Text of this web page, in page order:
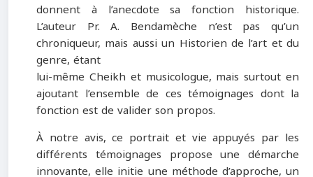
donnent à l’anecdote sa fonction historique.
L’auteur Pr. A. Bendamèche n’est pas qu’un
chroniqueur, mais aussi un Historien de l’art et du
genre, étant
lui-même Cheikh et musicologue, mais surtout en
ajoutant l’ensemble de ces témoignages dont la
fonction est de valider son propos.
À notre avis, ce portrait et vie appuyés par les
différents témoignages propose une démarche
innovante, elle initie une méthode d’approche, un